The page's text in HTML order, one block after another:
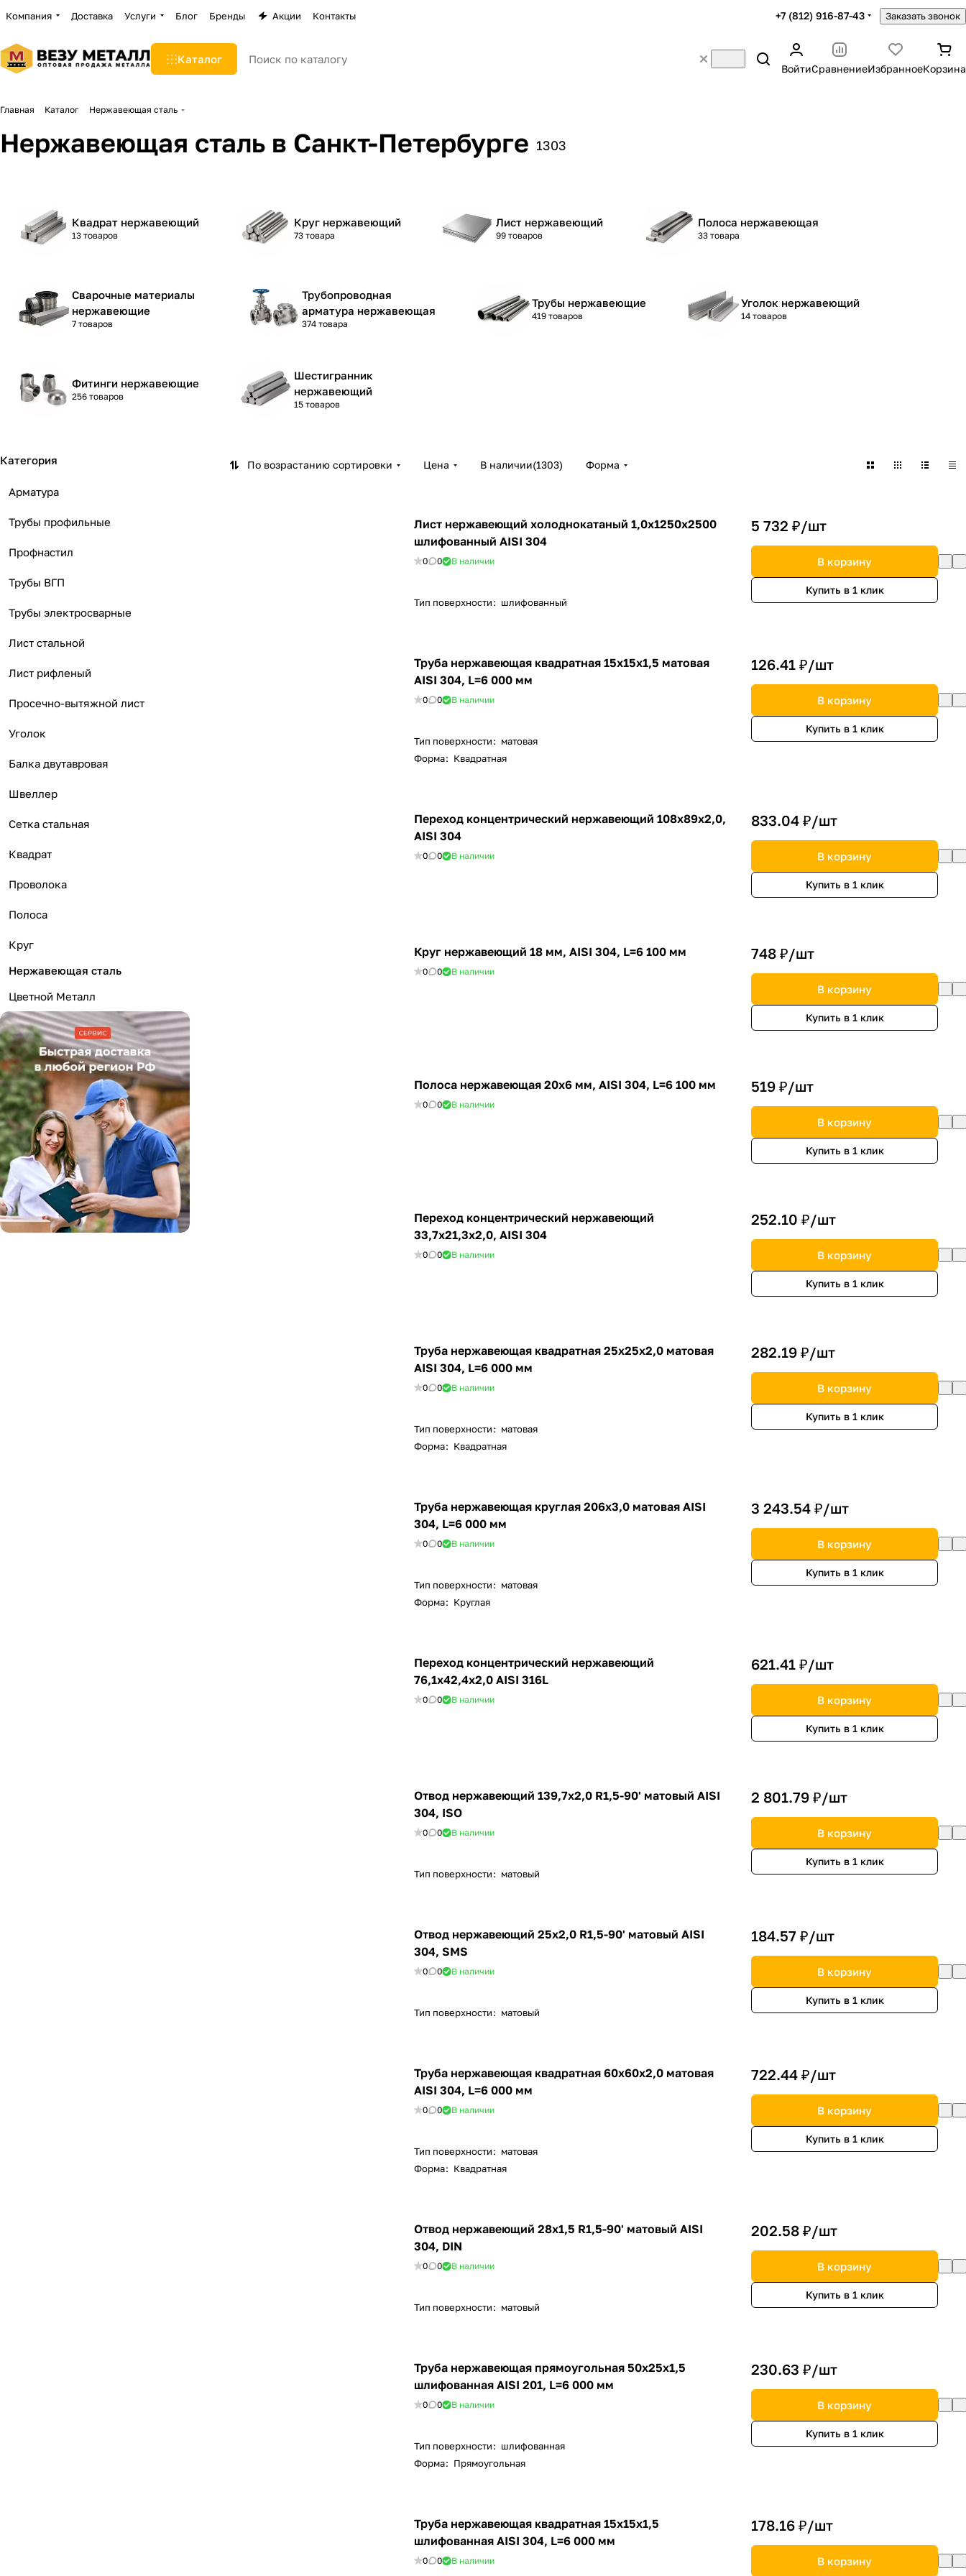
Компания Доставка Услуги Блог Бренды Акции Контакты +7 (812) 916-87-43 Заказать звонок
Каталог
ВойтиСравнениеИзбранноеКорзина
Главная Каталог Нержавеющая сталь
Нержавеющая сталь в Санкт-Петербурге 1303
Квадрат нержавеющий
13 товаров
Круг нержавеющий
73 товара
Лист нержавеющий
99 товаров
Полоса нержавеющая
33 товара
Сварочные материалы
нержавеющие
7 товаров
Трубопроводная
арматура нержавеющая
374 товара
Трубы нержавеющие
419 товаров
Уголок нержавеющий
14 товаров
Фитинги нержавеющие
256 товаров
Шестигранник
нержавеющий
15 товаров
По возрастанию сортировки Цена В наличии(1303) Форма
Лист нержавеющий холоднокатаный 1,0х1250х2500
шлифованный AISI 304
0 0 В наличии
Тип поверхности: шлифованный
5 732 ₽/шт
В корзину
Купить в 1 клик
Труба нержавеющая квадратная 15х15х1,5 матовая
AISI 304, L=6 000 мм
0 0 В наличии
Тип поверхности: матовая
Форма: Квадратная
126.41 ₽/шт
В корзину
Купить в 1 клик
Переход концентрический нержавеющий 108х89х2,0,
AISI 304
0 0 В наличии
833.04 ₽/шт
В корзину
Купить в 1 клик
Круг нержавеющий 18 мм, AISI 304, L=6 100 мм
0 0 В наличии
748 ₽/шт
В корзину
Купить в 1 клик
Полоса нержавеющая 20х6 мм, AISI 304, L=6 100 мм
0 0 В наличии
519 ₽/шт
В корзину
Купить в 1 клик
Переход концентрический нержавеющий
33,7х21,3х2,0, AISI 304
0 0 В наличии
252.10 ₽/шт
В корзину
Купить в 1 клик
Труба нержавеющая квадратная 25х25х2,0 матовая
AISI 304, L=6 000 мм
0 0 В наличии
Тип поверхности: матовая
Форма: Квадратная
282.19 ₽/шт
В корзину
Купить в 1 клик
Труба нержавеющая круглая 206х3,0 матовая AISI
304, L=6 000 мм
0 0 В наличии
Тип поверхности: матовая
Форма: Круглая
3 243.54 ₽/шт
В корзину
Купить в 1 клик
Переход концентрический нержавеющий
76,1х42,4x2,0 AISI 316L
0 0 В наличии
621.41 ₽/шт
В корзину
Купить в 1 клик
Отвод нержавеющий 139,7х2,0 R1,5-90' матовый AISI
304, ISO
0 0 В наличии
Тип поверхности: матовый
2 801.79 ₽/шт
В корзину
Купить в 1 клик
Отвод нержавеющий 25х2,0 R1,5-90' матовый AISI
304, SMS
0 0 В наличии
Тип поверхности: матовый
184.57 ₽/шт
В корзину
Купить в 1 клик
Труба нержавеющая квадратная 60х60х2,0 матовая
AISI 304, L=6 000 мм
0 0 В наличии
Тип поверхности: матовая
Форма: Квадратная
722.44 ₽/шт
В корзину
Купить в 1 клик
Отвод нержавеющий 28х1,5 R1,5-90' матовый AISI
304, DIN
0 0 В наличии
Тип поверхности: матовый
202.58 ₽/шт
В корзину
Купить в 1 клик
Труба нержавеющая прямоугольная 50х25х1,5
шлифованная AISI 201, L=6 000 мм
0 0 В наличии
Тип поверхности: шлифованная
Форма: Прямоугольная
230.63 ₽/шт
В корзину
Купить в 1 клик
Труба нержавеющая квадратная 15х15х1,5
шлифованная AISI 304, L=6 000 мм
0 0 В наличии
178.16 ₽/шт
В корзину
Категория
Арматура
Трубы профильные
Профнастил
Трубы ВГП
Трубы электросварные
Лист стальной
Лист рифленый
Просечно-вытяжной лист
Уголок
Балка двутавровая
Швеллер
Сетка стальная
Квадрат
Проволока
Полоса
Круг
Нержавеющая сталь
Цветной Металл